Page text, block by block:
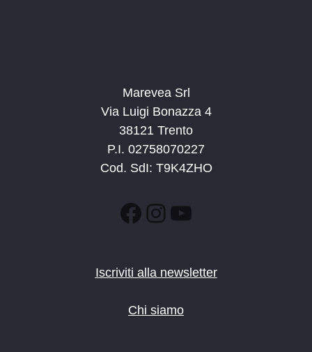
Marevea Srl
Via Luigi Bonazza 4
38121 Trento
P.I. 02758070227
Cod. SdI: T9K4ZHO
Facebook
Instagram
YouTube
Iscriviti alla newsletter
Chi siamo